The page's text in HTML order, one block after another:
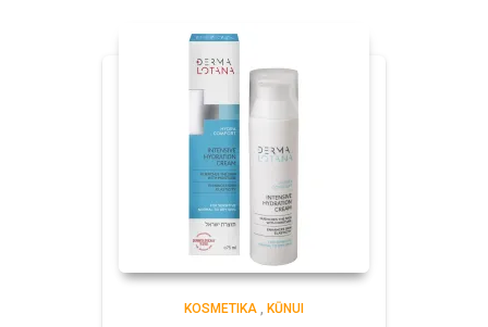
KOSMETIKA , KŪNUI